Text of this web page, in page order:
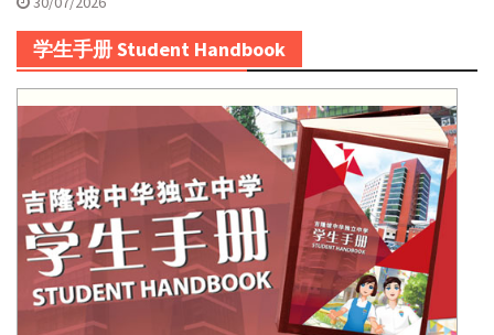
学生手册 Student Handbook